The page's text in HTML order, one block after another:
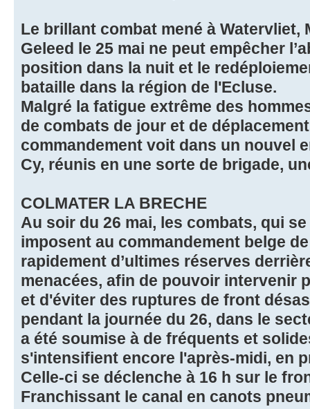
Le brillant combat mené à Watervliet,
Geleed le 25 mai ne peut empêcher
position dans la nuit et le
bataille dans la région de l'Ecluse.
Malgré la fatigue extrême des
de combats de jour et de
commandement voit dans un nouvel
Cy, réunis en une sorte de brigade,
COLMATER LA BRECHE
Au soir du 26 mai, les combats, qui
imposent au commandement belge
rapidement d’ultimes réserves
menacées, afin de pouvoir intervenir
et d'éviter des ruptures de front
pendant la journée du 26, dans le
a été soumise à de fréquents et
s'intensifient encore l'après-midi, en
Celle-ci se déclenche à 16 h sur le
Franchissant le canal en canots